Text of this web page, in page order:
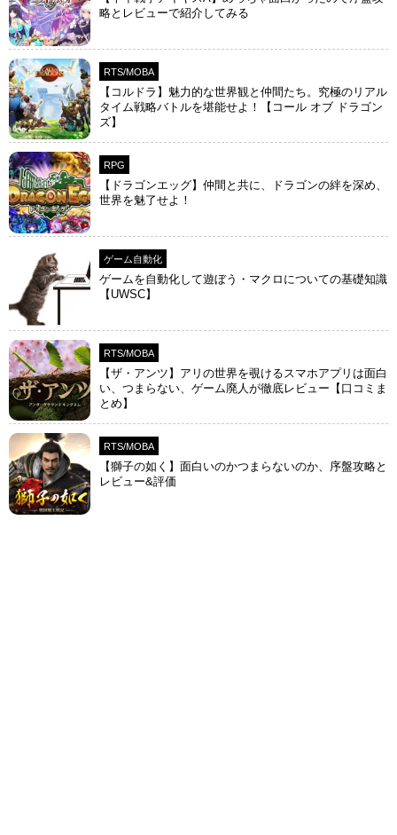
略とレビューで紹介してみる
RTS/MOBA
【コルドラ】魅力的な世界観と仲間たち。究極のリアル
タイム戦略バトルを堪能せよ！【コール オブ ドラゴン
ズ】
RPG
【ドラゴンエッグ】仲間と共に、ドラゴンの絆を深め、
世界を魅了せよ！
ゲーム自動化
ゲームを自動化して遊ぼう・マクロについての基礎知識
【UWSC】
RTS/MOBA
【ザ・アンツ】アリの世界を覗けるスマホアプリは面白
い、つまらない、ゲーム廃人が徹底レビュー【口コミま
とめ】
RTS/MOBA
【獅子の如く】面白いのかつまらないのか、序盤攻略と
レビュー&評価